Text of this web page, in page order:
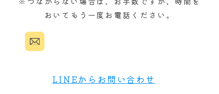
おいてもう一度お電話ください。
LINEからお問い合わせ